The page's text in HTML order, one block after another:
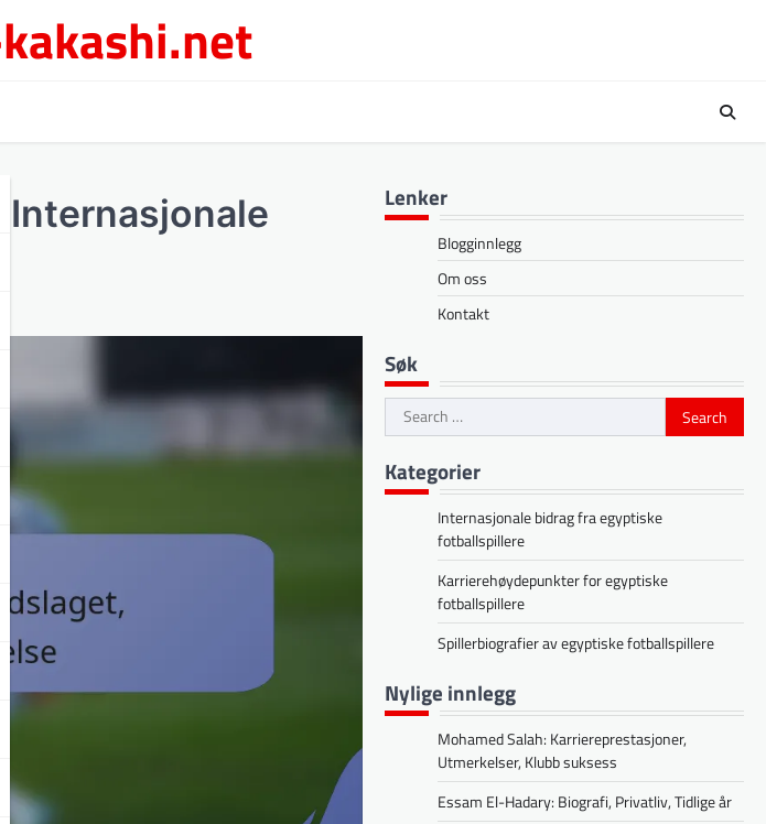
Internasjonale
Lenker
Blogginnlegg
Om oss
Kontakt
Søk
Search
for:
Kategorier
Internasjonale bidrag fra egyptiske
fotballspillere
Karrierehøydepunkter for egyptiske
fotballspillere
Spillerbiografier av egyptiske fotballspillere
Nylige innlegg
Mohamed Salah: Karriereprestasjoner,
Utmerkelser, Klubb suksess
Essam El-Hadary: Biografi, Privatliv, Tidlige år